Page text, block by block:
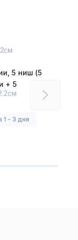
5 ниш (5
+ 5
в
1 - 3 дня